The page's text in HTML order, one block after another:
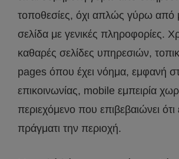
τοποθεσίες, όχι απλώς γύρω από
σελίδα με γενικές πληροφορίες.
καθαρές σελίδες υπηρεσιών,
pages όπου έχει νόημα, εμφανή
επικοινωνίας, mobile εμπειρία
περιεχόμενο που επιβεβαιώνει ότι
πράγματι την περιοχή.